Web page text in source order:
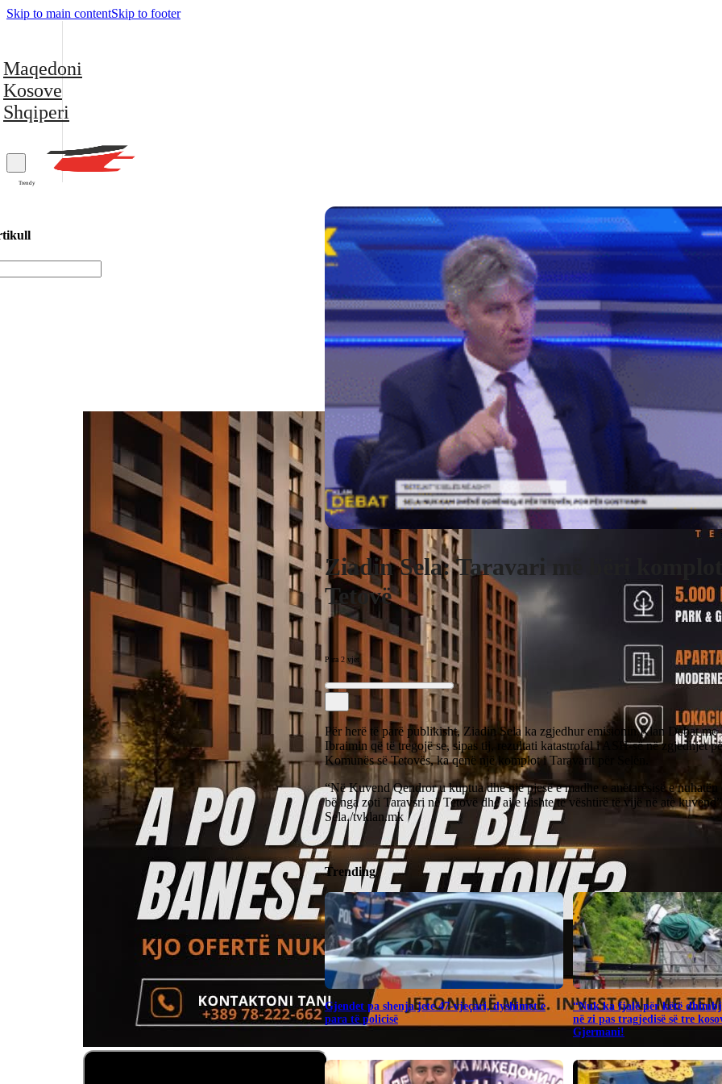
Skip to main contentSkip to footer
Maqedoni
Kosove
Shqiperi
Trendy
Ziadin Sela: Taravari më bëri
Tetovë
Para 2 vjet
Për herë të parë publikisht, Ziadin Sela ka zgjedhur emisionin Klan Debat
Ibraimin që të tregojë se, sipas tij, rezultati katastrofal i ASH-së në zgjedhjet
Komunës së Tetovës, ka qenë një komplot i Taravarit për Selën.
“Në Kuvend Qendror u kuptua dhe një pjesë e madhe e anëtarësisë e
bë nga zoti Taravsri në Tetovë dhe ai e kishte të vështirë të vijë në atë
Sela./tvklan.mk
Trending
Gjendet pa shenja jete 47-vjeçari, dyshimet e
para të policisë
“Nuk ka fjalë për këtë
në zi pas tragjedisë së tre
Gjermani!